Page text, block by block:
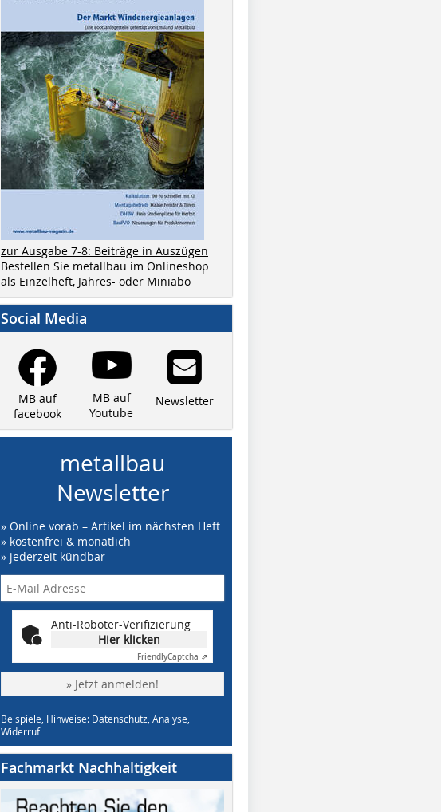
zur Ausgabe 7-8: Beiträge in Auszügen
Bestellen Sie metallbau im Onlineshop
als Einzelheft, Jahres- oder Miniabo
Social Media
MB auf
facebook
MB auf
Youtube
Newsletter
metallbau
Newsletter
» Online vorab – Artikel im nächsten Heft
» kostenfrei & monatlich
» jederzeit kündbar
Anti-Roboter-Verifizierung
Hier klicken
FriendlyCaptcha ⇗
» Jetzt anmelden!
Beispiele, Hinweise: Datenschutz, Analyse,
Widerruf
Fachmarkt Nachhaltigkeit